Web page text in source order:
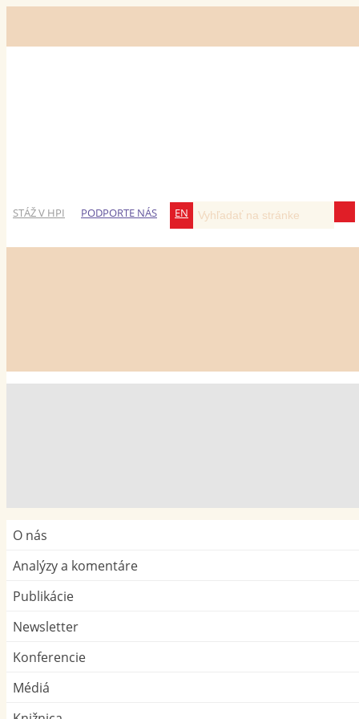
STÁŽ V HPI PODPORTE NÁS EN
O nás
Analýzy a komentáre
Publikácie
Newsletter
Konferencie
Médiá